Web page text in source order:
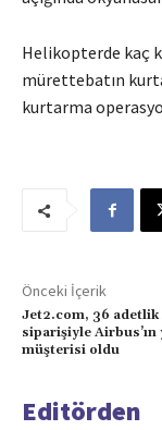
Helikopterde kaç
mürettebatın
kurtarma
Önceki İçerik
Jet2.com, 36 adetlik
siparişiyle Airbus’ın
müşterisi oldu
Editörden